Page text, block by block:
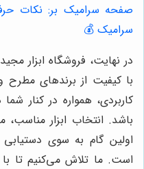
صفحه سرامیک بر: نکات
سرامیک 💰
در نهایت، فروشگاه ابزار
با کیفیت از برندهای مطرح
کاربردی، همواره در کنار
باشد. انتخاب ابزار
اولین گام به سوی
است. ما تلاش می‌کنیم تا با